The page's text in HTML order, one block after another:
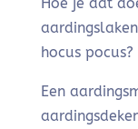
hocus
Een